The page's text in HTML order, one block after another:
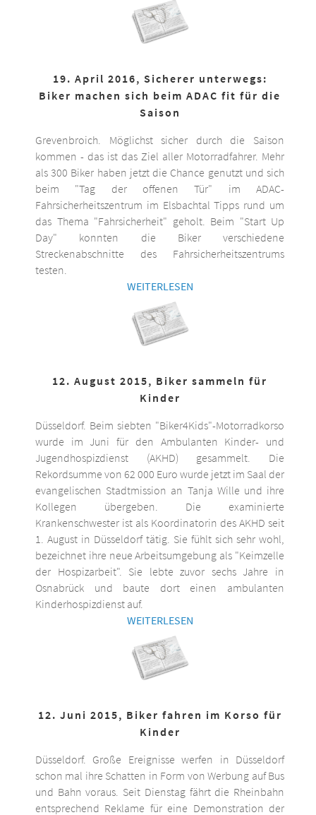
19. April 2016, Sicherer unterwegs:
Biker machen sich beim ADAC fit für die
Saison
Grevenbroich. Möglichst sicher durch die Saison
kommen - das ist das Ziel aller Motorradfahrer. Mehr
als 300 Biker haben jetzt die Chance genutzt und sich
beim "Tag der offenen Tür" im ADAC-
Fahrsicherheitszentrum im Elsbachtal Tipps rund um
das Thema "Fahrsicherheit" geholt. Beim "Start Up
Day" konnten die Biker verschiedene
Streckenabschnitte des Fahrsicherheitszentrums
testen.
WEITERLESEN
12. August 2015, Biker sammeln für
Kinder
Düsseldorf. Beim siebten "Biker4Kids"-Motorradkorso
wurde im Juni für den Ambulanten Kinder- und
Jugendhospizdienst (AKHD) gesammelt. Die
Rekordsumme von 62 000 Euro wurde jetzt im Saal der
evangelischen Stadtmission an Tanja Wille und ihre
Kollegen übergeben. Die examinierte
Krankenschwester ist als Koordinatorin des AKHD seit
1. August in Düsseldorf tätig. Sie fühlt sich sehr wohl,
bezeichnet ihre neue Arbeitsumgebung als "Keimzelle
der Hospizarbeit". Sie lebte zuvor sechs Jahre in
Osnabrück und baute dort einen ambulanten
Kinderhospizdienst auf.
WEITERLESEN
12. Juni 2015, Biker fahren im Korso für
Kinder
Düsseldorf. Große Ereignisse werfen in Düsseldorf
schon mal ihre Schatten in Form von Werbung auf Bus
und Bahn voraus. Seit Dienstag fährt die Rheinbahn
entsprechend Reklame für eine Demonstration der